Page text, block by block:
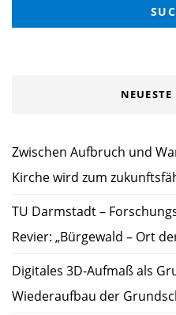
Zwischen Aufbruch und
Kirche wird zum
TU Darmstadt –
Revier: „Bürgewald – Ort
Digitales 3D-Aufmaß als
Wiederaufbau der